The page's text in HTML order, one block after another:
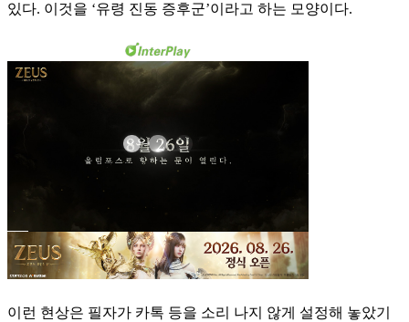
있다. 이것을 ‘유령 진동 증후군’이라고 하는 모양이다.
이런 현상은 필자가 카톡 등을 소리 나지 않게 설정해 놓았기